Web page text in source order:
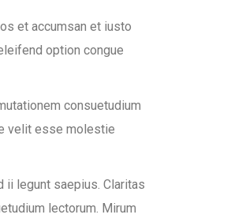
et accumsan et iusto
option congue
consuetudium
velit esse molestie
ii legunt saepius. Claritas
lectorum. Mirum